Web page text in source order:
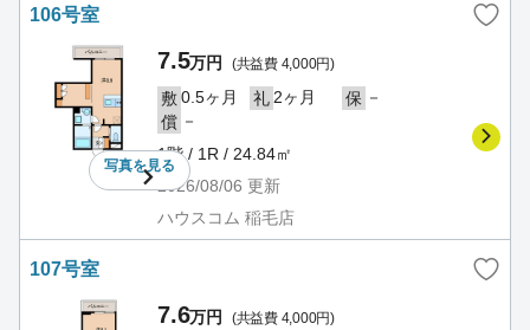
106号室
写真を見る
7.5万円 (共益費 4,000円)
敷0.5ヶ月 礼 2ヶ月 保 －
償 －
1階 / 1R / 24.84㎡
2026/08/06 更新
ハウスコム 稲毛店
107号室
7.6万円 (共益費 4,000円)